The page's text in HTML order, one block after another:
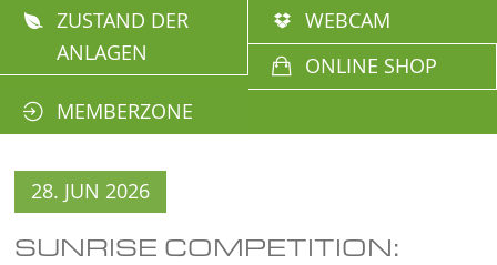
ZUSTAND DER
ANLAGEN
WEBCAM
ONLINE SHOP
MEMBERZONE
28. JUN 2026
SUNRISE COMPETITION: